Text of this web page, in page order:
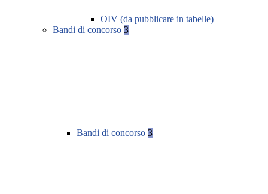
OIV (da pubblicare in tabelle)
Bandi di concorso 3
Bandi di concorso 3